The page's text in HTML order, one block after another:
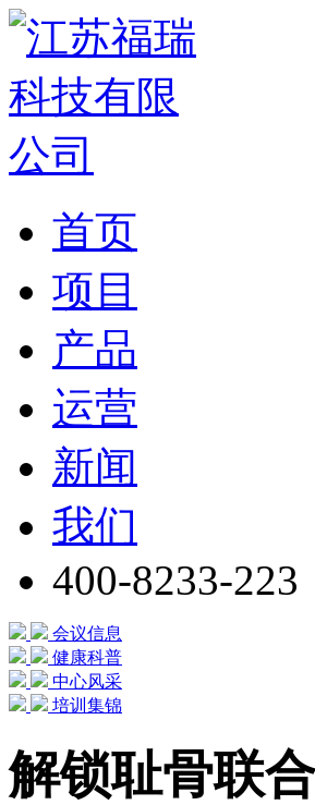
首页
项目
产品
运营
新闻
我们
400-8233-223
会议信息
健康科普
中心风采
培训集锦
解锁耻骨联